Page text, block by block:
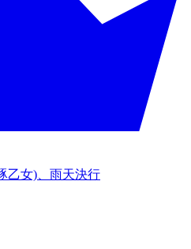
乙女)、雨天決行